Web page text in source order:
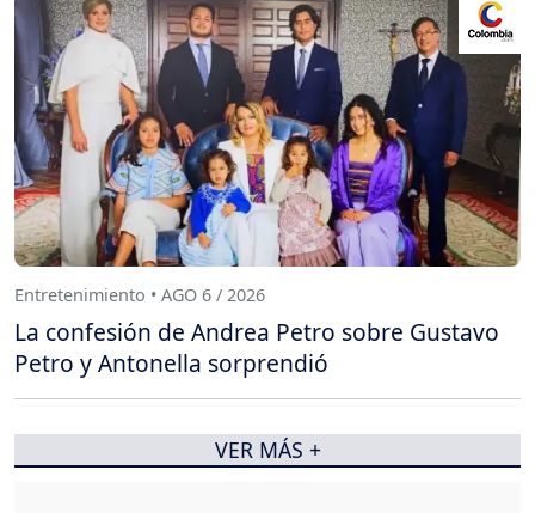
Entretenimiento • AGO 6 / 2026
La confesión de Andrea Petro sobre Gustavo
Petro y Antonella sorprendió
VER MÁS +